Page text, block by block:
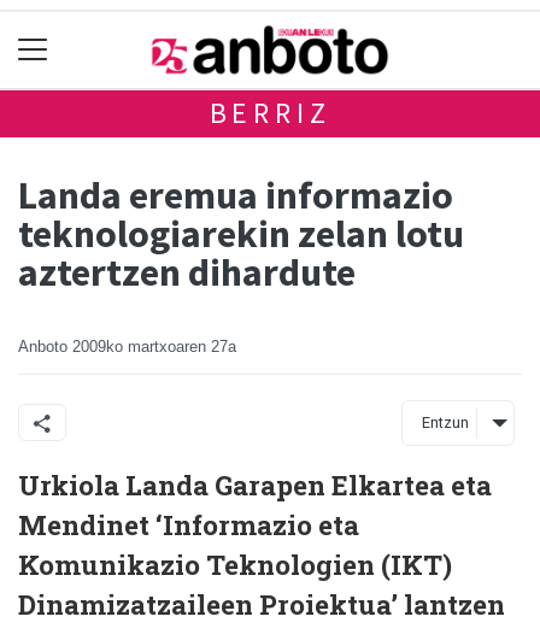
BERRIZ
Landa eremua informazio
teknologiarekin zelan lotu
aztertzen dihardute
Anboto 2009ko martxoaren 27a
Entzun
Urkiola Landa Garapen Elkartea eta
Mendinet ‘Informazio eta
Komunikazio Teknologien (IKT)
Dinamizatzaileen Proiektua’ lantzen